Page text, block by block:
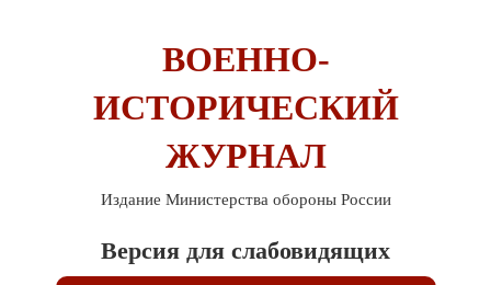
ВОЕННО-
ИСТОРИЧЕСКИЙ
ЖУРНАЛ
Издание Министерства обороны России
Версия для слабовидящих